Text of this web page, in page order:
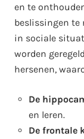
en te
beslissingen te
in sociale
worden
hersenen,
De
en leren.
De frontale